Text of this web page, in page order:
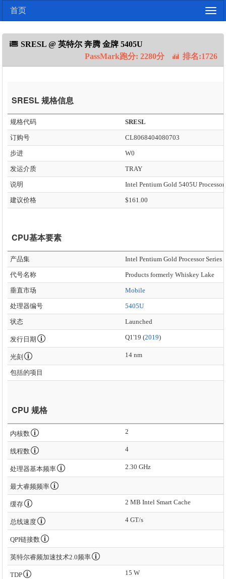
首页
SRESL @ 英特尔 奔腾 金牌 5405U
PassMark跑分: 2280分
排名:1726
SRESL 规格信息
规格代码 SRESL
订购号 CL8068404080703
步进 W0
发运介质 TRAY
说明
建议价格 $161.00
CPU基本要素
产品集 Intel Pentium Gold Processor Series
代号名称 Products formerly Whiskey Lake
垂直市场 Mobile
处理器编号 5405U
状态 Launched
发行日期 Q1'19 (2019)
光刻 14 nm
包括的项目
CPU 规格
内核数 2
线程数 4
处理器基本频率 2.30 GHz
最大睿频频率
缓存 2 MB Intel Smart Cache
总线速度 4 GT/s
QPI链接数
英特尔睿频加速技术2.0频率
TDP 15 W